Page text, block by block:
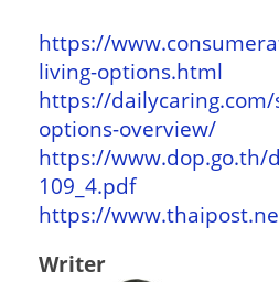
https://
living-options.html
https://
options-overview/
https://www.dop.go.th/
109_4.pdf
https://
Writer